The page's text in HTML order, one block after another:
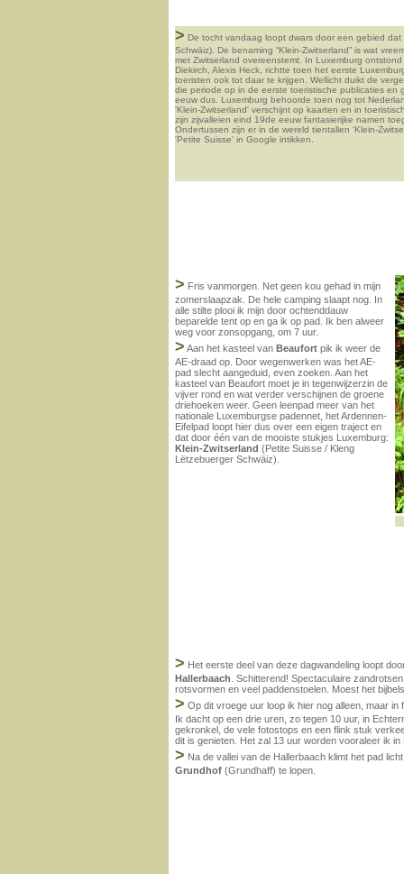
> Fris vanmorgen. Net geen kou gehad in mijn
zomerslaapzak. De hele camping slaapt nog. In
alle stilte plooi ik mijn door ochtenddauw
beparelde tent op en ga ik op pad. Ik ben alweer
weg voor zonsopgang, om 7 uur.
> Aan het kasteel van Beaufort pik ik weer de
AE-draad op. Door wegenwerken was het AE-
pad slecht aangeduid, even zoeken. Aan het
kasteel van Beaufort moet je in tegenwijzerzin de
vijver rond en wat verder verschijnen de groene
driehoeken weer. Geen leenpad meer van het
nationale Luxemburgse padennet, het Ardennen-
Eifelpad loopt hier dus over een eigen traject en
dat door één van de mooiste stukjes Luxemburg:
Klein-Zwitserland (Petite Suisse / Kleng
Lëtzebuerger Schwäiz).
> Het eerste deel van deze dagwandeling loopt
Hallerbaach . Schitterend! Spectaculaire
rotsvormen en veel paddenstoelen. Moest het
> Op dit vroege uur loop ik hier nog alleen, maar
Ik dacht op een drie uren, zo tegen 10 uur, in
gekronkel, de vele fotostops en een flink stuk
dit is genieten. Het zal 13 uur worden vooraleer ik
> Na de vallei van de Hallerbaach klimt het pad
Grundhof (Grundhaff) te lopen.
> De tocht vandaag loopt dwars door een gebied dat
Schwäiz). De benaming “Klein-Zwitserland” is wat
met Zwitserland overeenstemt. In Luxemburg
Diekirch, Alexis Heck, richtte toen het eerste
toeristen ook tot daar te krijgen. Wellicht duikt de
die periode op in de eerste toeristische publicaties
eeuw dus. Luxemburg behoorde toen nog tot
'Klein-Zwitserland' verschijnt op kaarten en in
zijn zijvalleien eind 19de eeuw fantasierijke namen
Ondertussen zijn er in de wereld tientallen ‘Klein-
'Petite Suisse' in Google intikken.